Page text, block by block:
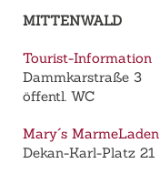
MITTENWALD
Tourist-Information
Dammkarstraße 3
öffentl. WC
Mary´s MarmeLaden
Dekan-Karl-Platz 21